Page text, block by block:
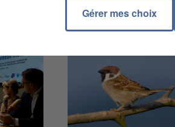
Gérer mes choix